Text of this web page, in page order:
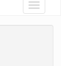
Toggle